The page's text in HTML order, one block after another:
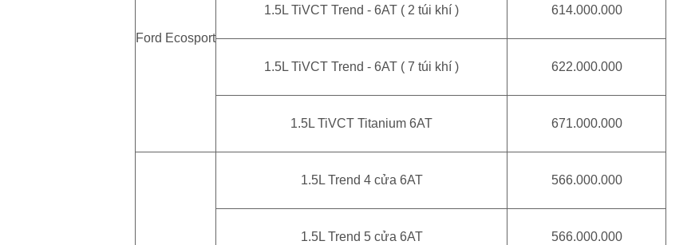
Ford Ecosport
1.5L TiVCT Trend - 6AT ( 2 túi khí ) 614.000.000
1.5L TiVCT Trend - 6AT ( 7 túi khí ) 622.000.000
1.5L TiVCT Titanium 6AT 671.000.000
1.5L Trend 4 cửa 6AT 566.000.000
1.5L Trend 5 cửa 6AT 566.000.000